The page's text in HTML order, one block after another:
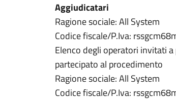
Aggiudicatari
Ragione sociale: All System
Codice fiscale/P.Iva:
Elenco degli operatori invitati
partecipato al procedimento
Ragione sociale: All System
Codice fiscale/P.Iva: